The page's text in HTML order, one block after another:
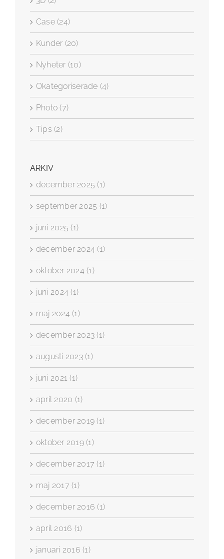
Case (24)
Kunder (20)
Nyheter (10)
Okategoriserade (4)
Photo (7)
Tips (2)
ARKIV
december 2025 (1)
september 2025 (1)
juni 2025 (1)
december 2024 (1)
oktober 2024 (1)
juni 2024 (1)
maj 2024 (1)
december 2023 (1)
augusti 2023 (1)
juni 2021 (1)
april 2020 (1)
december 2019 (1)
oktober 2019 (1)
december 2017 (1)
maj 2017 (1)
december 2016 (1)
april 2016 (1)
januari 2016 (1)